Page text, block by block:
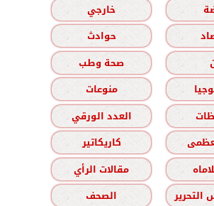
خارجي
حوادث
صحة وطب
منوعات
العدد الورقي
كاريكاتير
مقالات الرأي
الصحف